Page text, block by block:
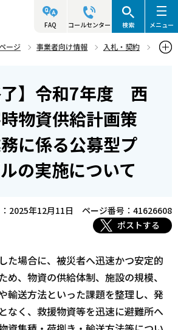
FAQ コールセンター 検索 メニュー
ージ 事業者向け情報
入札・契約
西宮市災害時物資供給計画策定支援業務に
の実施について
了】令和7年度 西
物資供給計画策
に係る公募型プ
の実施について
2025年12月11日
ページ番号：41626608
ポストする
た場合に、被災者へ迅速かつ安定的
め、物資の供給体制、施設の規模、
輸送方法といった課題を整理し、発
なく、救援物資等を迅速に避難所へ